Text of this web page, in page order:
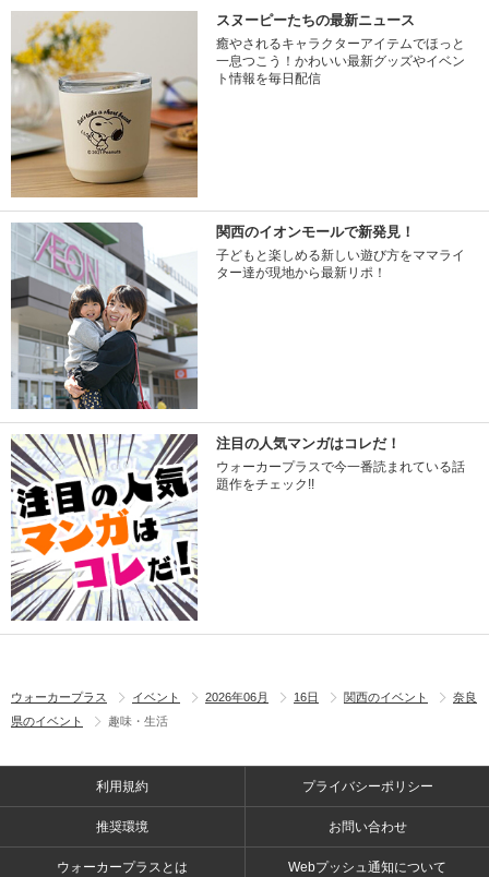
スヌーピーたちの最新ニュース
癒やされるキャラクターアイテムでほっと
一息つこう！かわいい最新グッズやイベン
ト情報を毎日配信
関西のイオンモールで新発見！
子どもと楽しめる新しい遊び方をママライ
ター達が現地から最新リポ！
注目の人気マンガはコレだ！
ウォーカープラスで今一番読まれている話
題作をチェック!!
ウォーカープラス イベント 2026年06月 16日 関西のイベント
奈良
県のイベント
趣味・生活
利用規約 プライバシーポリシー
推奨環境 お問い合わせ
ウォーカープラスとは Webプッシュ通知について